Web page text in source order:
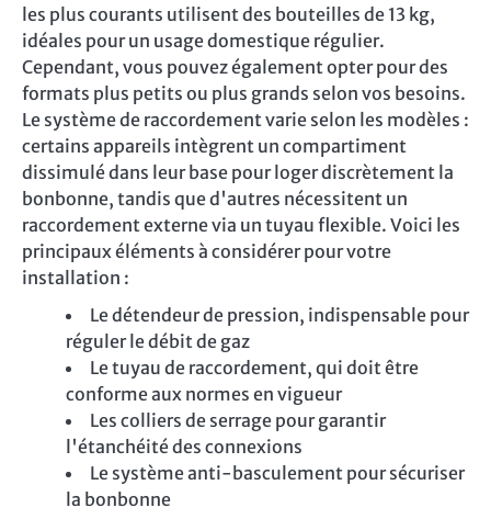
les plus courants utilisent des bouteilles de 13 kg,
idéales pour un usage domestique régulier.
Cependant, vous pouvez également opter pour des
formats plus petits ou plus grands selon vos besoins.
Le système de raccordement varie selon les modèles :
certains appareils intègrent un compartiment
dissimulé dans leur base pour loger discrètement la
bonbonne, tandis que d'autres nécessitent un
raccordement externe via un tuyau flexible. Voici les
principaux éléments à considérer pour votre
installation :
Le détendeur de pression, indispensable pour
réguler le débit de gaz
Le tuyau de raccordement, qui doit être
conforme aux normes en vigueur
Les colliers de serrage pour garantir
l'étanchéité des connexions
Le système anti-basculement pour sécuriser
la bonbonne